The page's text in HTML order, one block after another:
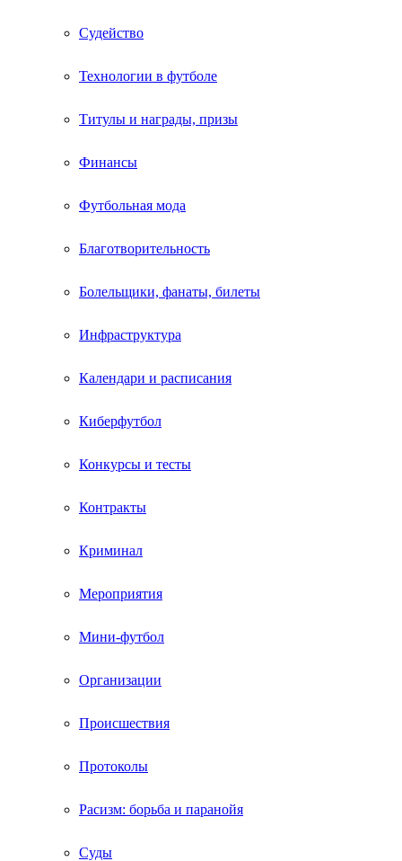
Судейство
Технологии в футболе
Титулы и награды, призы
Финансы
Футбольная мода
Благотворительность
Болельщики, фанаты, билеты
Инфраструктура
Календари и расписания
Киберфутбол
Конкурсы и тесты
Контракты
Криминал
Мероприятия
Мини-футбол
Организации
Происшествия
Протоколы
Расизм: борьба и паранойя
Суды